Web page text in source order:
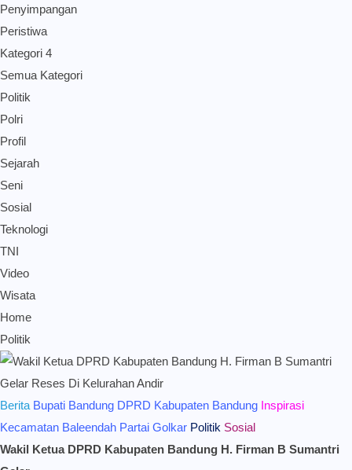
Penyimpangan
Peristiwa
Kategori 4
Semua Kategori
Politik
Polri
Profil
Sejarah
Seni
Sosial
Teknologi
TNI
Video
Wisata
Home
Politik
Berita Bupati Bandung DPRD Kabupaten Bandung Inspirasi
Kecamatan Baleendah Partai Golkar Politik Sosial
Wakil Ketua DPRD Kabupaten Bandung H. Firman B Sumantri